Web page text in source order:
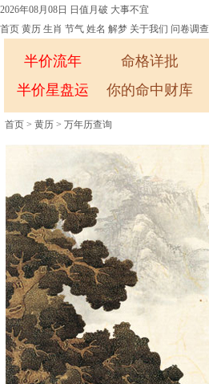
2026年08月08日 日值月破 大事不宜
首页 黄历 生肖 节气 姓名 解梦 关于我们 问卷调查
半价流年 命格详批
半价星盘运
你的命中财库
首页 > 黄历 > 万年历查询